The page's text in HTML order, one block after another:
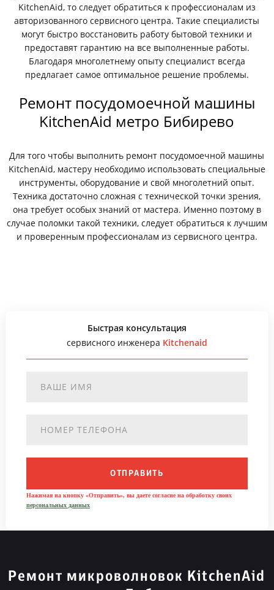
KitchenAid, то следует обратиться к профессионалам из
авторизованного сервисного центра. Такие специалисты
могут быстро восстановить работу бытовой техники и
предоставят гарантию на все выполненные работы.
Благодаря многолетнему опыту специалист всегда
предлагает самое оптимальное решение проблемы.
Ремонт посудомоечной машины
KitchenAid метро Бибирево
Для того чтобы выполнить ремонт посудомоечной машины
KitchenAid, мастеру необходимо использовать специальные
инструменты, оборудование и свой многолетний опыт.
Техника достаточно сложная с технической точки зрения,
она требует особых знаний от мастера. Именно поэтому в
случае поломки такой техники, следует обратиться к лучшим
и проверенным профессионалам из сервисного центра.
Быстрая консультация
сервисного инженера Kitchenaid
ОТПРАВИТЬ
Нажимая на кнопку «Отправить», вы даете согласие на обработку своих
персональных данных
Ремонт микроволновок KitchenAid